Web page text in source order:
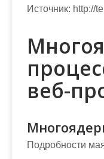
Источник: http://
веб-
Подробности